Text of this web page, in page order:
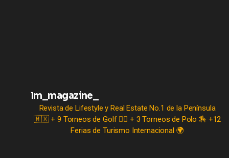
lm_magazine_
Revista de Lifestyle y Real Estate No.1 de la Península
🇲🇽+ 9 Torneos de Golf 🏌️‍♂️ + 3 Torneos de Polo 🏇 +12
Ferias de Turismo Internacional 🌍